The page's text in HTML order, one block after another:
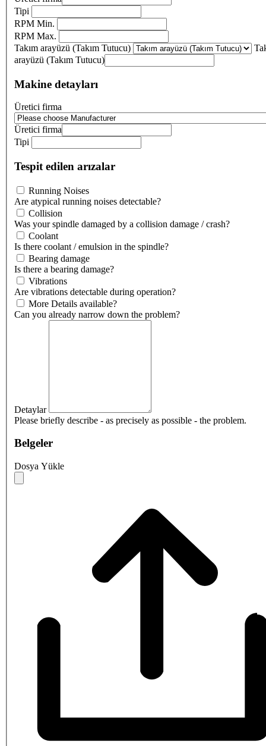
Tipi
RPM Min.
RPM Max.
Takım arayüzü (Takım Tutucu)
arayüzü (Takım Tutucu)
Makine detayları
Üretici firma
Üretici firma
Tipi
Tespit edilen arızalar
Running Noises
Are atypical running noises detectable?
Collision
Was your spindle damaged by a collision damage / crash?
Coolant
Is there coolant / emulsion in the spindle?
Bearing damage
Is there a bearing damage?
Vibrations
Are vibrations detectable during operation?
More Details available?
Can you already narrow down the problem?
Detaylar
Please briefly describe - as precisely as possible - the problem.
Belgeler
Dosya Yükle